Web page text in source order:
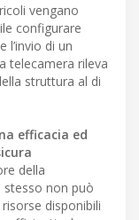
vengano
configurare
l’invio di un
telecamera rileva
struttura al di
efficacia ed
della
non può
disponibili